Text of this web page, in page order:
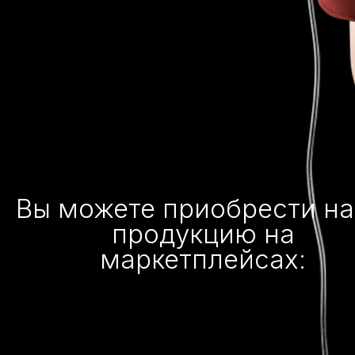
Вы можете приобрести
продукцию на
маркетплейсах: